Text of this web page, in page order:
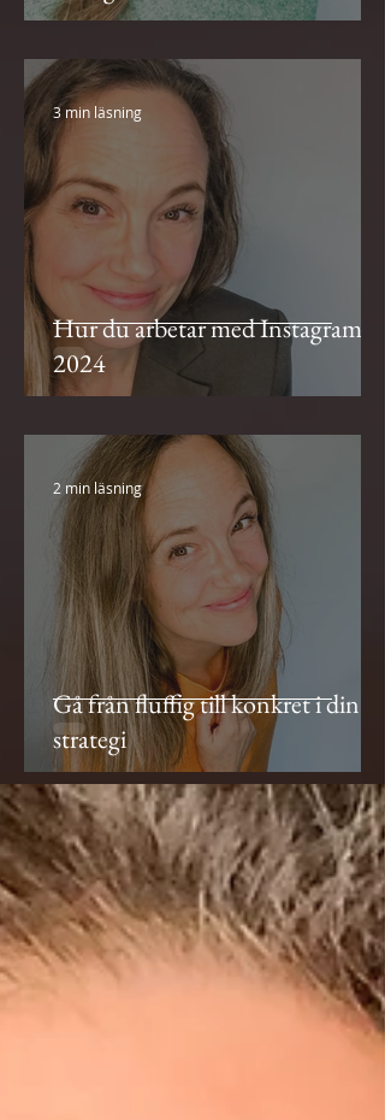
Hur du arbetar med Instagram
2024
3 min läsning
Gå från fluffig till konkret i din
strategi
2 min läsning